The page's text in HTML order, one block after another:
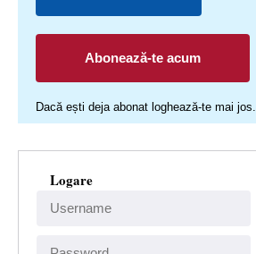
Abonează-te acum
Dacă ești deja abonat loghează-te mai jos.
Logare